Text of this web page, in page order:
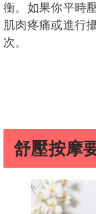
衡。如果你平時
肌肉疼痛或進行
次。
舒壓按摩